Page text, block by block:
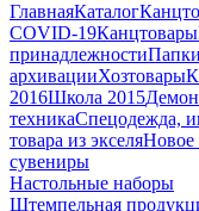
ГлавнаяКаталог
COVID-19Канцтовары
принадлежности
архивацииХозтовары
2016Школа 2015
техникаСпецодежда,
товара из экселяНовое
сувениры
Настольные наборы
Штемпельная